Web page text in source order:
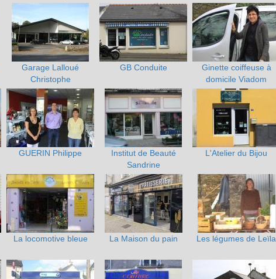
Garage Lalloué
Christophe
GB Conduite
Ginette coiffeuse à
domicile Viadom
GUERIN Philippe
Institut de Beauté
Sandrine
L'Atelier du Bijou
La locomotive bleue La Maison du pain Les légumes de Leïla